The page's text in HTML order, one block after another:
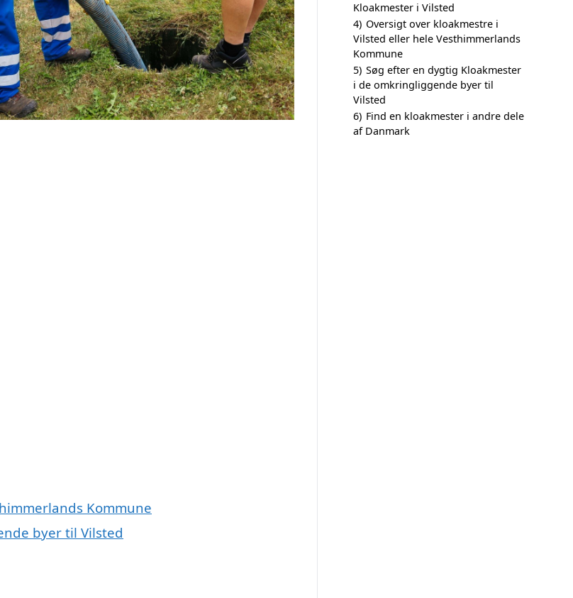
Kommune
byer til Vilsted
Kloakmester i Vilsted
4) Oversigt over kloakmestre i
Vilsted eller hele Vesthimmerlands
Kommune
5) Søg efter en dygtig Kloakmester
i de omkringliggende byer til
Vilsted
6) Find en kloakmester i andre dele
af Danmark